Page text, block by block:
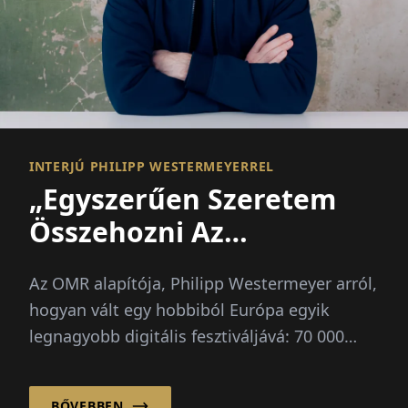
INTERJÚ PHILIPP WESTERMEYERREL
„Egyszerűen Szeretem
Összehozni Az
Az OMR alapítója, Philipp Westermeyer arról,
hogyan vált egy hobbiból Európa egyik
legnagyobb digitális fesztiváljává: 70 000
nagyszabású terv.